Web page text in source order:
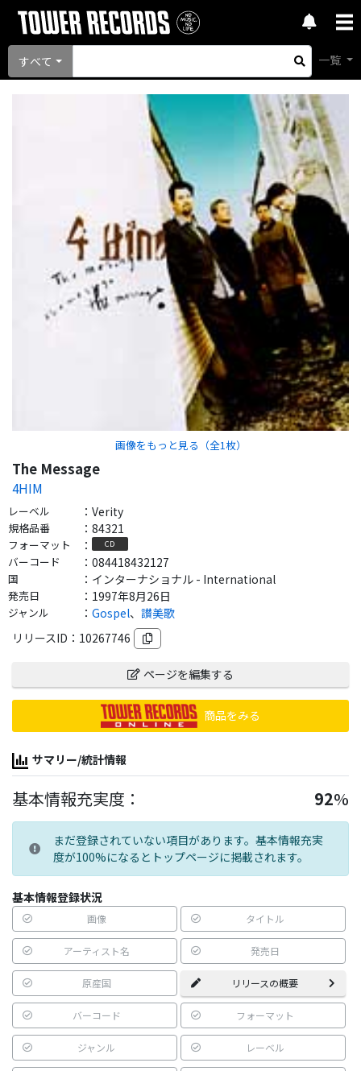
すべて 一覧
画像をもっと見る（全1 枚）
The Message
4HIM
レーベル ： Verity
規格品番 ： 84321
フォーマット ： CD
バーコード ： 084418432127
国 ： インターナショナル - International
発売日 ： 1997年8月26日
ジャンル ： Gospel、 讃美歌
リリースID： 10267746
ページを編集する
商品をみる
サマリー/統計情報
基本情報充実度： 92%
まだ登録されていない項目があります。基本情報充実
度が100%になるとトップページに掲載されます。
基本情報登録状況
画像 タイトル
アーティスト名 発売日
原産国 リリースの概要
バーコード フォーマット
ジャンル レーベル